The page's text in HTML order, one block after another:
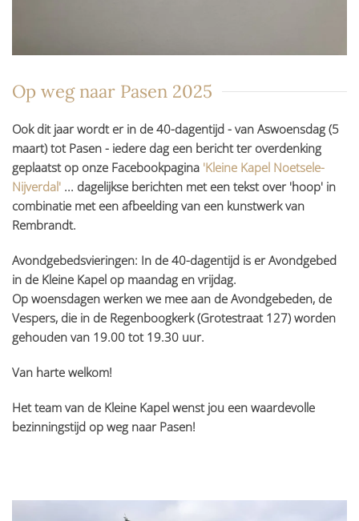
Op weg naar Pasen 2025
Ook dit jaar wordt er in de 40-dagentijd - van Aswoensdag (5
maart) tot Pasen - iedere dag een bericht ter overdenking
geplaatst op onze Facebookpagina 'Kleine Kapel Noetsele-
Nijverdal' ... dagelijkse berichten met een tekst over 'hoop' in
combinatie met een afbeelding van een kunstwerk van
Rembrandt.
Avondgebedsvieringen: In de 40-dagentijd is er Avondgebed
in de Kleine Kapel op maandag en vrijdag.
Op woensdagen werken we mee aan de Avondgebeden, de
Vespers, die in de Regenboogkerk (Grotestraat 127) worden
gehouden van 19.00 tot 19.30 uur.
Van harte welkom!
Het team van de Kleine Kapel wenst jou een waardevolle
bezinningstijd op weg naar Pasen!